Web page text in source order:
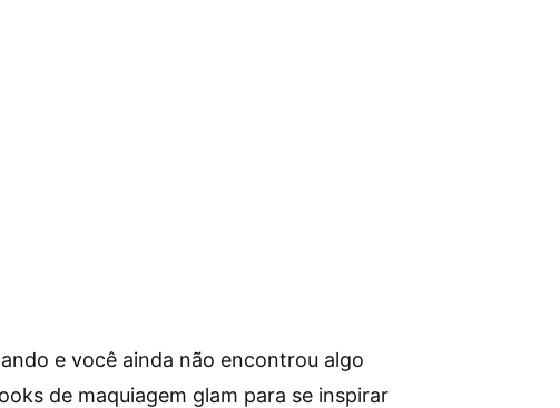
e você ainda não encontrou algo
de maquiagem glam para se inspirar